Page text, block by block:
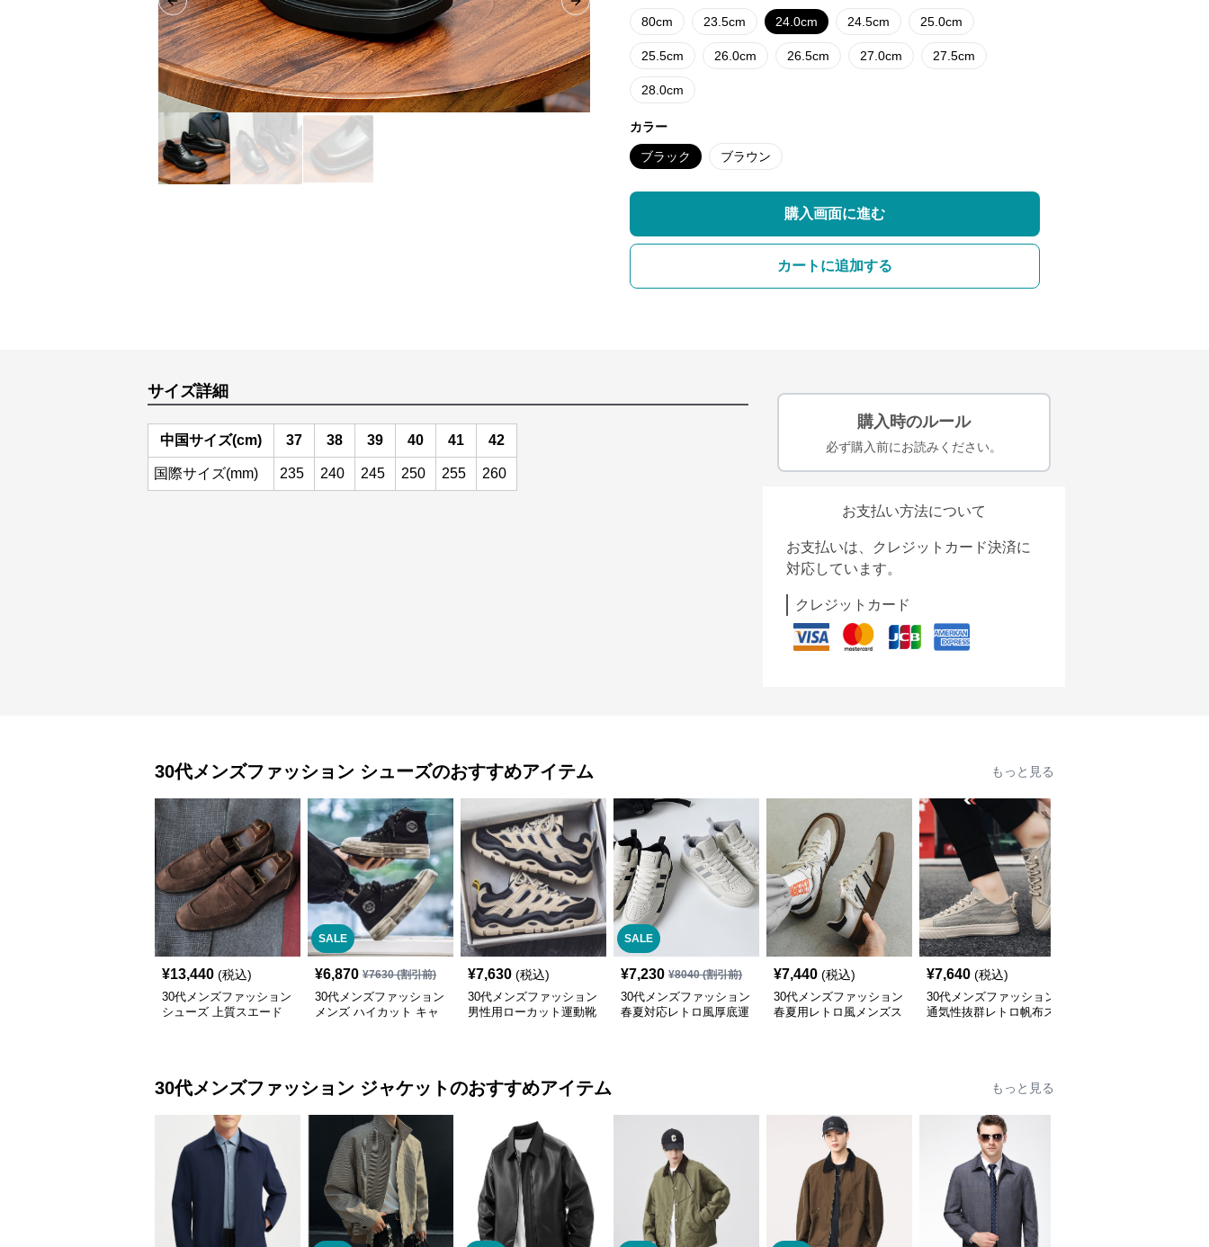
Previous slide Next slide
80cm 23.5cm 24.0cm 24.5cm 25.0cm
25.5cm 26.0cm 26.5cm 27.0cm 27.5cm
28.0cm
カラー
ブラック ブラウン
購入画面に進む
カートに追加する
サイズ詳細
中国サイズ(cm) 37 38 39 40 41 42
国際サイズ(mm) 235 240 245 250 255 260
購入時のルール
必ず購入前にお読みください。
お支払い方法について
お支払いは、クレジットカード決済に
対応しています。
クレジットカード
30代メンズファッション シューズのおすすめアイテム もっと見る
¥13,440 (税込)
30代メンズファッション
シューズ 上質スエード
SALE
¥6,870 ¥7630(割引前)
30代メンズファッション
メンズ ハイカット キャ
¥7,630 (税込)
30代メンズファッション
男性用ローカット運動靴
SALE
¥7,230 ¥8040(割引前)
30代メンズファッション
春夏対応レトロ風厚底運
¥7,440 (税込)
30代メンズファッション
春夏用レトロ風メンズス
¥7,640 (税込)
30代メンズファッション
通気性抜群レトロ帆布ス
30代メンズファッション ジャケットのおすすめアイテム もっと見る